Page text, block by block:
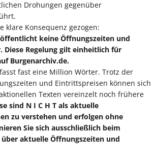
Drohungen gegenüber
klare Konsequenz gezogen:
keine Öffnungszeiten und
Diese Regelung gilt einheitlich für
Burgenarchiv.de.
fast eine Million Wörter. Trotz der
und Eintrittspreisen können sich
Texten vereinzelt noch frühere
sind N I C H T als aktuelle
zu verstehen und erfolgen ohne
Sie sich ausschließlich beim
aktuelle Öffnungszeiten und